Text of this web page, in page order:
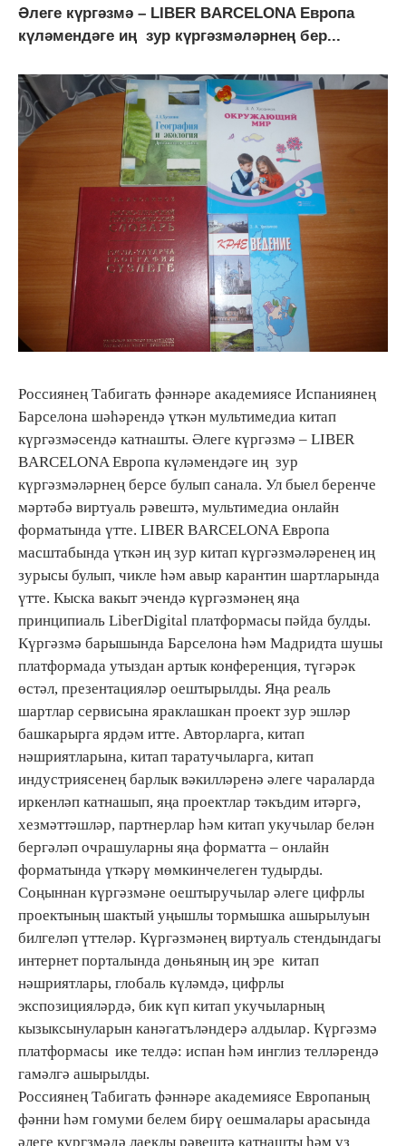
Әлеге күргәзмә – LIBER BARCELONA Европа
күләмендәге иң зур күргәзмәләрнең бер...
Россиянең Табигать фәннәре академиясе Испаниянең
Барселона шәһәрендә үткән мультимедиа китап
күргәзмәсендә катнашты. Әлеге күргәзмә – LIBER
BARCELONA Европа күләмендәге иң зур
күргәзмәләрнең берсе булып санала. Ул быел беренче
мәртәбә виртуаль рәвештә, мультимедиа онлайн
форматында үтте. LIBER BARCELONA Европа
масштабында үткән иң зур китап күргәзмәләренең иң
зурысы булып, чикле һәм авыр карантин шартларында
үтте. Кыска вакыт эчендә күргәзмәнең яңа
принципиаль LiberDigital платформасы пәйда булды.
Күргәзмә барышында Барселона һәм Мадридта шушы
платформада утыздан артык конференция, түгәрәк
өстәл, презентацияләр оештырылды. Яңа реаль
шартлар сервисына яраклашкан проект зур эшләр
башкарырга ярдәм итте. Авторларга, китап
нәшриятларына, китап таратучыларга, китап
индустриясенең барлык вәкилләренә әлеге чараларда
иркенләп катнашып, яңа проектлар тәкъдим итәргә,
хезмәттәшләр, партнерлар һәм китап укучылар белән
бергәләп очрашуларны яңа форматта – онлайн
форматында үткәрү мөмкинчелеген тудырды.
Соңыннан күргәзмәне оештыручылар әлеге цифрлы
проектының шактый уңышлы тормышка ашырылуын
билгеләп үттеләр. Күргәзмәнең виртуаль стендындагы
интернет порталында дөньяның иң эре китап
нәшриятлары, глобаль күләмдә, цифрлы
экспозицияләрдә, бик күп китап укучыларның
кызыксынуларын канәгатъләндерә алдылар. Күргәзмә
платформасы ике телдә: испан һәм инглиз телләрендә
гамәлгә ашырылды.
Россиянең Табигать фәннәре академиясе Европаның
фәнни һәм гомуми белем бирү оешмалары арасында
әлеге күргзмәдә лаеклы рәвештә катнашты һәм үз